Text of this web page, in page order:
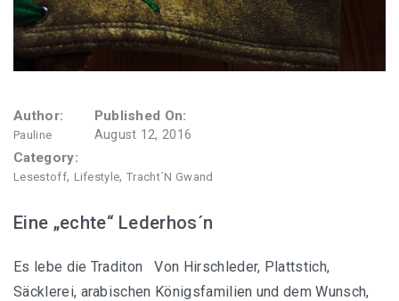
Author:
Pauline
Published On:
August 12, 2016
Category:
Lesestoff, Lifestyle,Tracht´n Gwand
Eine „echte“ Lederhos´n
Es lebe die Traditon Von Hirschleder, Plattstich,
Säcklerei, arabischen Königsfamilien und dem Wunsch,